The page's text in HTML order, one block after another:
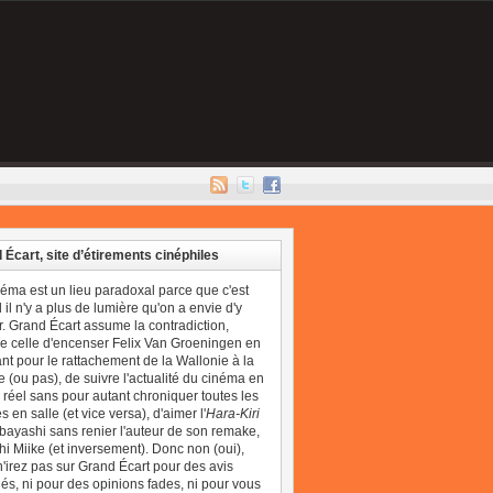
Écart, site d’étirements cinéphiles
est un lieu paradoxal parce que c'est
il n'y a plus de lumière qu'on a envie d'y
Grand Écart assume la contradiction,
celle d'encenser Felix Van Groeningen en
pour le rattachement de la Wallonie à la
(ou pas), de suivre l'actualité du cinéma en
réel sans pour autant chroniquer toutes les
en salle (et vice versa), d'aimer l'Hara-Kiri
sans renier l'auteur de son remake,
Miike (et inversement). Donc non (oui),
pas sur Grand Écart pour des avis
ni pour des opinions fades, ni pour vous